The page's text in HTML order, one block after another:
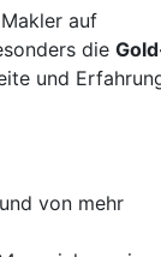
auf
die
und
von mehr